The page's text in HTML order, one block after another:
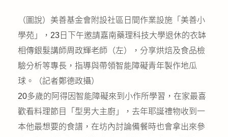
（圖說）美善基金會附設社區日間作業設施「美善小
學苑」，23日下午邀請嘉南藥理科技大學退休的衣缽
相傳銀髮講師周政輝老師（左），分享烘焙及食品檢
驗分析等專長，指導與帶領智能障礙青年製作地瓜
球。（記者鄭德政攝）
20多歲的阿得因智能障礙來到小作所學習，在家最喜
歡看料理節目「型男大主廚」，去年耶誕禮物收到一
本他最想要的食譜，在坊內討論備餐時也會拿出來參